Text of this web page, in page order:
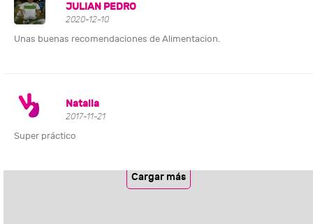
JULIAN PEDRO
2020-12-10
Unas buenas recomendaciones de Alimentacion.
Natalia
2017-11-21
Super práctico
Cargar más